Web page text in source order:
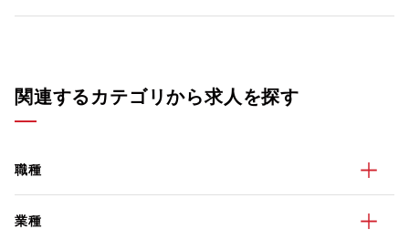
関連するカテゴリから求人を探す
職種
業種